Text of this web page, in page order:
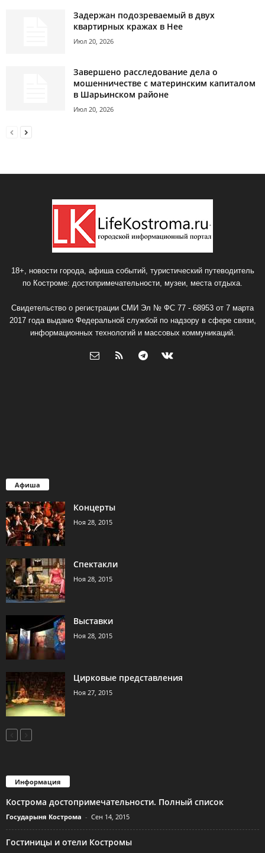
Задержан подозреваемый в двух
квартирных кражах в Нее
Июл 20, 2026
Завершено расследование дела о
мошенничестве с материнским капиталом
в Шарьинском районе
Июл 20, 2026
18+, новости города, афиша событий, туристический путеводитель
по Костроме: достопримечательности, музеи, места отдыха.
Свидетельство о регистрации СМИ Эл № ФС 77 - 68953 от 7 марта
2017 года выдано Федеральной службой по надзору в сфере связи,
информационных технологий и массовых коммуникаций.
Афиша
Концерты
Ноя 28, 2015
Спектакли
Ноя 28, 2015
Выставки
Ноя 28, 2015
Цирковые представления
Ноя 27, 2015
Информация
Кострома достопримечательности. Полный список
Государыня Кострома - Сен 14, 2015
Гостиницы и отели Костромы